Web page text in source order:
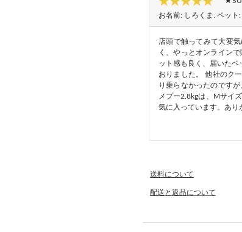
お名前: しろくま . ペット:
店頭で触ってみて大変
く、やっとオンライン
ット感も良く、届いた
おりました。 他社のク
り乗らなかったのです
メプー2.8kgは、Mサイ
気に入っています。あり
送料について
配送と返品について